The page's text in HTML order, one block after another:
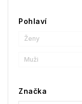
Pohlaví
Ženy
Muži
Značka